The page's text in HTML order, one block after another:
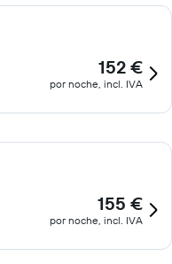
152 €
por noche, incl. IVA
155 €
por noche, incl. IVA